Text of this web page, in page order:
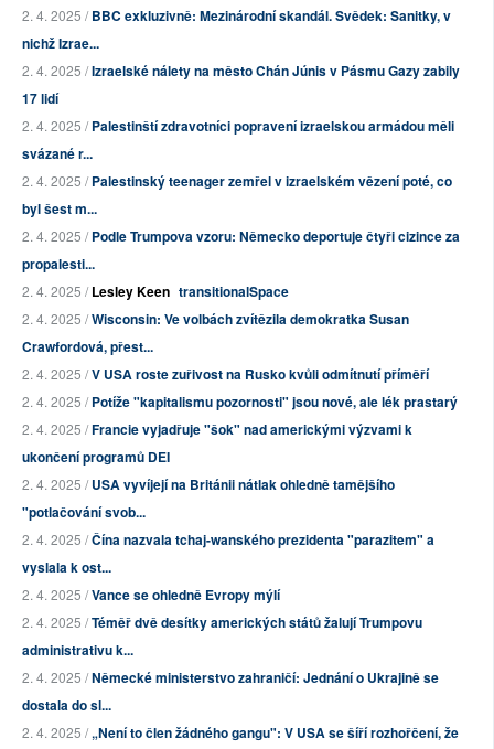
2. 4. 2025 /BBC exkluzivně: Mezinárodní skandál. Svědek: Sanitky, v
nichž Izrae...
2. 4. 2025 /Izraelské nálety na město Chán Júnis v Pásmu Gazy zabily
17 lidí
2. 4. 2025 /Palestinští zdravotníci popravení izraelskou armádou měli
svázané r...
2. 4. 2025 /Palestinský teenager zemřel v izraelském vězení poté, co
byl šest m...
2. 4. 2025 /Podle Trumpova vzoru: Německo deportuje čtyři cizince za
propalesti...
2. 4. 2025 /Lesley Keen transitionalSpace
2. 4. 2025 /Wisconsin: Ve volbách zvítězila demokratka Susan
Crawfordová, přest...
2. 4. 2025 /V USA roste zuřivost na Rusko kvůli odmítnutí příměří
2. 4. 2025 /Potíže "kapitalismu pozornosti" jsou nové, ale lék prastarý
2. 4. 2025 /Francie vyjadřuje "šok" nad americkými výzvami k
ukončení programů DEI
2. 4. 2025 /USA vyvíjejí na Británii nátlak ohledně tamějšího
"potlačování svob...
2. 4. 2025 /Čína nazvala tchaj-wanského prezidenta "parazitem" a
vyslala k ost...
2. 4. 2025 /Vance se ohledně Evropy mýlí
2. 4. 2025 /Téměř dvě desítky amerických států žalují Trumpovu
administrativu k...
2. 4. 2025 /Německé ministerstvo zahraničí: Jednání o Ukrajině se
dostala do sl...
2. 4. 2025 /„Není to člen žádného gangu": V USA se šíří rozhořčení, že